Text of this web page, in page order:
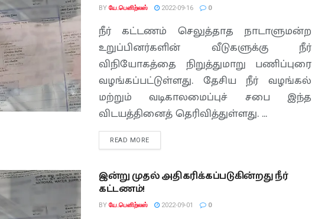
BY யே.பெனிற்லஸ் 2022-09-16 0
நீர் கட்டணம் செலுத்தாத நாடாளுமன்ற
உறுப்பினர்களின் வீடுகளுக்கு நீர்
விநியோகத்தை நிறுத்துமாறு பணிப்புரை
வழங்கப்பட்டுள்ளது. தேசிய நீர் வழங்கல்
மற்றும் வடிகாலமைப்புச் சபை இந்த
விடயத்தினைத் தெரிவித்துள்ளது. ...
READ MORE
இன்று முதல் அதிகரிக்கப்படுகின்றது நீர்
கட்டணம்!
BY யே.பெனிற்லஸ் 2022-09-01 0